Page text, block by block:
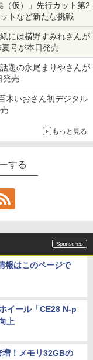
（仮）」先行カット第2
トなど新たな挑戦
には横野すみれさんが
号が本日発売
題の永尾まりやさんが
発売
木いおさん初デジタル
もっと見る
する
報はこのページで
イール「CE28 N-p
上
！メモリ32GBの